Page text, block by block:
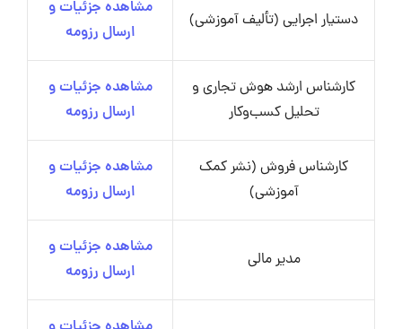
دستیار اجرایی (تألیف آموزشی)
مشاهده جزئیات و
ارسال رزومه
کارشناس ارشد هوش تجاری و
تحلیل کسب‌وکار
مشاهده جزئیات و
ارسال رزومه
کارشناس فروش (نشر کمک
آموزشی)
مشاهده جزئیات و
ارسال رزومه
مدیر مالی
مشاهده جزئیات و
ارسال رزومه